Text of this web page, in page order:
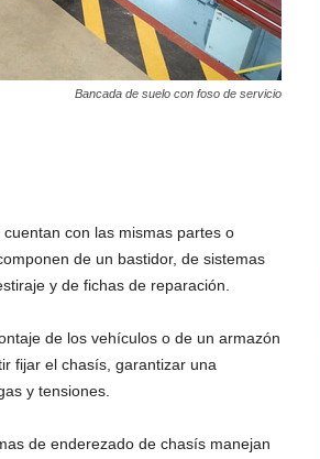
Bancada de suelo con foso de servicio
con las mismas partes o
de un bastidor, de sistemas
y de fichas de reparación.
de los vehículos o de un armazón
fijar el chasís, garantizar una
y tensiones.
de enderezado de chasís manejan